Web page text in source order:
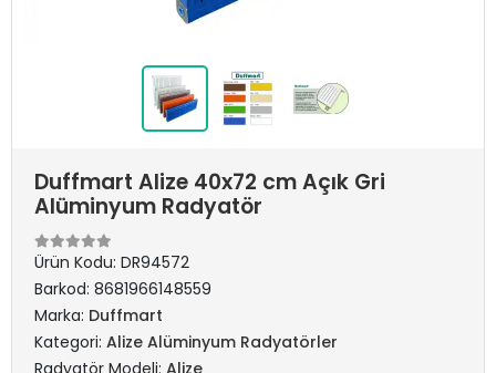
Duffmart Alize 40x72 cm Açık Gri
Alüminyum Radyatör
Ürün Kodu: DR94572
Barkod: 8681966148559
Marka: Duffmart
Kategori: Alize Alüminyum Radyatörler
Radyatör Modeli: Alize